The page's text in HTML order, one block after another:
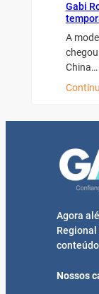
Gabi
A
China…
Agora
Nossos